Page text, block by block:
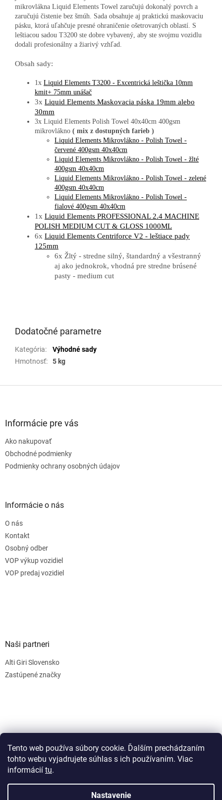
Tento web používa súbory cookie. Ďalším prechádzaním
tohto webu vyjadrujete súhlas s ich používaním. Viac
informácií tu.
Nastavenie
mikrovlákna Liquid Elements Towel zaručujú dokonalý povrch a
zaručujú čistenie bez šmúh. Sada obsahuje aj praktickú maskovaciu
pásku, ktorá uľahčuje presné ohraničenie ošetrovaných oblastí. S
leštiacou sadou T3200 ste dobre vybavený, aby ste svojmu vozidlu
dodali profesionálny a žiarivý vzhľad.
Obsah sady:
1x Liquid Elements T3200 - Excentrická leštička 10mm
kmit+ 75mm unášač
3x Liquid Elements Maskovacia páska 19mm alebo
30mm
3x Liquid Elements Polish Towel 40x40cm 400gsm
mikrovlákno ( mix z dostupných farieb )
Liquid Elements Mikrovlákno - Polish Towel -
červené 400gsm 40x40cm
Liquid Elements Mikrovlákno - Polish Towel - žlté
400gsm 40x40cm
Liquid Elements Mikrovlákno - Polish Towel - zelené
400gsm 40x40cm
Liquid Elements Mikrovlákno - Polish Towel -
fialové 400gsm 40x40cm
1x Liquid Elements PROFESSIONAL 2.4 MACHINE
POLISH MEDIUM CUT & GLOSS 1000ML
6x Liquid Elements Centriforce V2 - leštiace pady
125mm
6x Žltý - stredne silný, štandardný a všestranný
aj ako jednokrok, vhodná pre stredne brúsené
pasty - medium cut
Dodatočné parametre
Kategória:
Výhodné sady
Hmotnosť: 5 kg
Informácie pre vás
Ako nakupovať
Obchodné podmienky
Podmienky ochrany osobných údajov
Informácie o nás
O nás
Kontakt
Osobný odber
VOP výkup vozidiel
VOP predaj vozidiel
Naši partneri
Alti Giri Slovensko
Zastúpené značky